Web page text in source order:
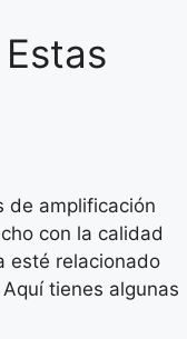
de amplificación
con la calidad
esté relacionado
tienes algunas